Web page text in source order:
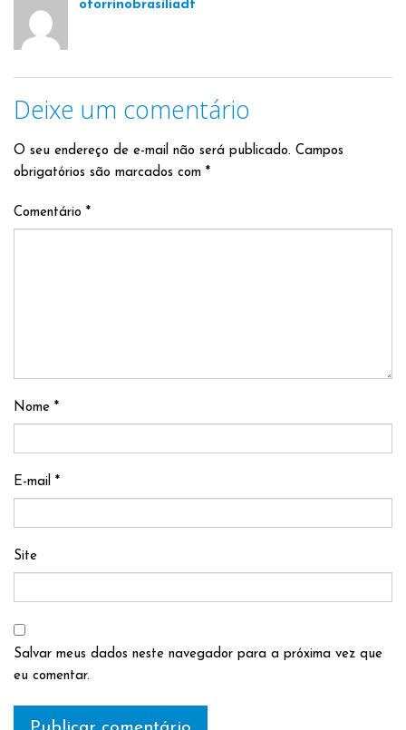
otorrinobrasiliadf
Deixe um comentário
O seu endereço de e-mail não será publicado. Campos
obrigatórios são marcados com *
Comentário *
Nome *
E-mail *
Site
Salvar meus dados neste navegador para a próxima vez que
eu comentar.